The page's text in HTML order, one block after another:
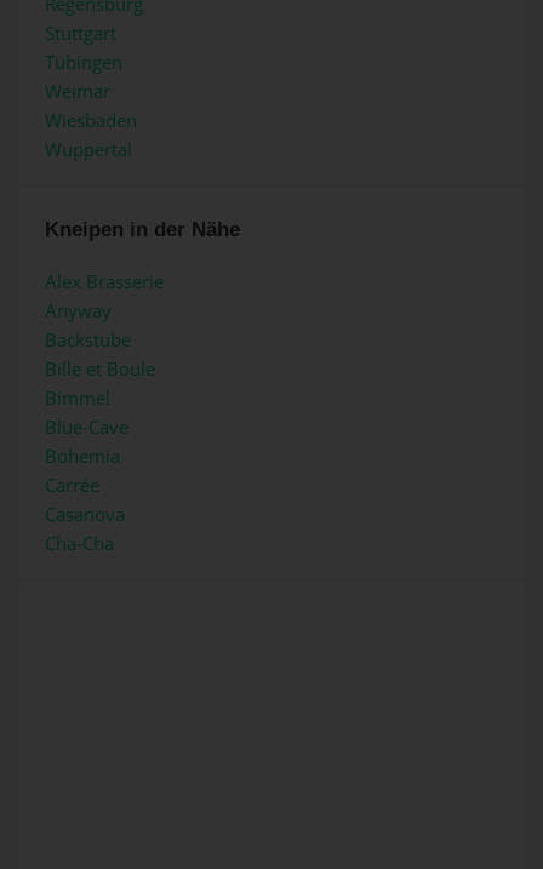
Stuttgart
Tübingen
Weimar
Wiesbaden
Wuppertal
Kneipen in der Nähe
Alex Brasserie
Anyway
Backstube
Bille et Boule
Bimmel
Blue-Cave
Bohemia
Carrée
Casanova
Cha-Cha